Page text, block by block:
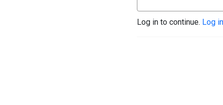
Log in to continue. Log in